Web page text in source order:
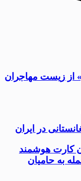
از زیست مهاجران
در ایران
(از صدور حدود ۲ میلیون کارت هوشمند
به حامیان